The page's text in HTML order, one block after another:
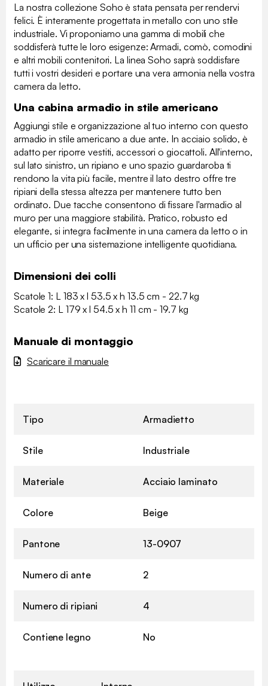
La nostra collezione Soho è stata pensata per rendervi
felici. È interamente progettata in metallo con uno stile
industriale. Vi proponiamo una gamma di mobili che
soddisferà tutte le loro esigenze: Armadi, comò, comodini
e altri mobili contenitori. La linea Soho saprà soddisfare
tutti i vostri desideri e portare una vera armonia nella vostra
camera da letto.
Una cabina armadio in stile americano
Aggiungi stile e organizzazione al tuo interno con questo
armadio in stile americano a due ante. In acciaio solido, è
adatto per riporre vestiti, accessori o giocattoli. All'interno,
sul lato sinistro, un ripiano e uno spazio guardaroba ti
rendono la vita più facile, mentre il lato destro offre tre
ripiani della stessa altezza per mantenere tutto ben
ordinato. Due tacche consentono di fissare l'armadio al
muro per una maggiore stabilità. Pratico, robusto ed
elegante, si integra facilmente in una camera da letto o in
un ufficio per una sistemazione intelligente quotidiana.
Dimensioni dei colli
Scatole 1: L 183 x l 53.5 x h 13.5 cm - 22.7 kg
Scatole 2: L 179 x l 54.5 x h 11 cm - 19.7 kg
Manuale di montaggio
Scaricare il manuale
Tipo Armadietto
Stile Industriale
Materiale Acciaio laminato
Colore Beige
Pantone 13-0907
Numero di ante 2
Numero di ripiani 4
Contiene legno No